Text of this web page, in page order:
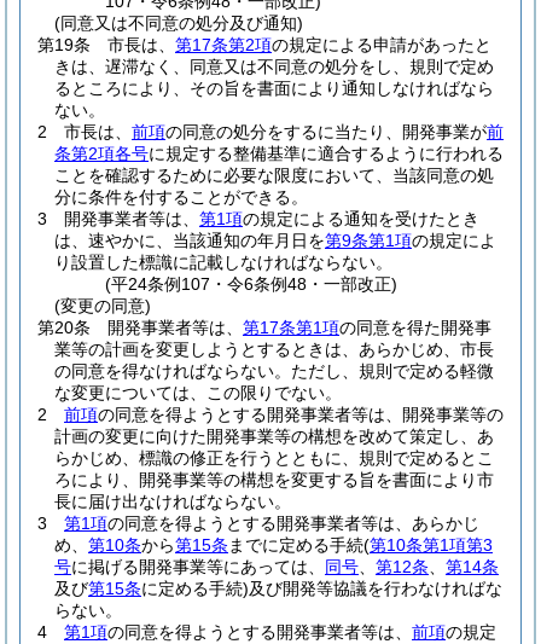
(同意又は不同意の処分及び通知)
第19条
市長は、 第17条第2項の規定による申請があったと
きは、遅滞なく、同意又は不同意の処分をし、規則で定め
るところにより、その旨を書面により通知しなければなら
ない。
2
市長は、 前項の同意の処分をするに当たり、開発事業が前
条第2項各号に規定する整備基準に適合するように行われる
ことを確認するために必要な限度において、当該同意の処
分に条件を付することができる。
3
開発事業者等は、 第1項の規定による通知を受けたとき
は、速やかに、当該通知の年月日を第9条第1項の規定によ
り設置した標識に記載しなければならない。
(平24条例107・令6条例48・一部改正)
(変更の同意)
第20条
開発事業者等は、 第17条第1項の同意を得た開発事
業等の計画を変更しようとするときは、あらかじめ、市長
の同意を得なければならない。 ただし、規則で定める軽微
な変更については、この限りでない。
2
前項の同意を得ようとする開発事業者等は、開発事業等の
計画の変更に向けた開発事業等の構想を改めて策定し、あ
らかじめ、標識の修正を行うとともに、規則で定めるとこ
ろにより、開発事業等の構想を変更する旨を書面により市
長に届け出なければならない。
3
第1項の同意を得ようとする開発事業者等は、あらかじ
め、 第10条から第15条 までに定める手続(第10条第1項第3
号に掲げる開発事業等にあっては、 同号 第12条
第14条
及び第15条に定める手続)及び開発等協議を行わなければな
らない。
4
第1項の同意を得ようとする開発事業者等は、 前項の規定